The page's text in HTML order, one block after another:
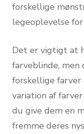
forskellige
legeoplevelse for
Det er vigtigt at
farveblinde, men
forskellige farver
variation af
du give dem en
fremme deres